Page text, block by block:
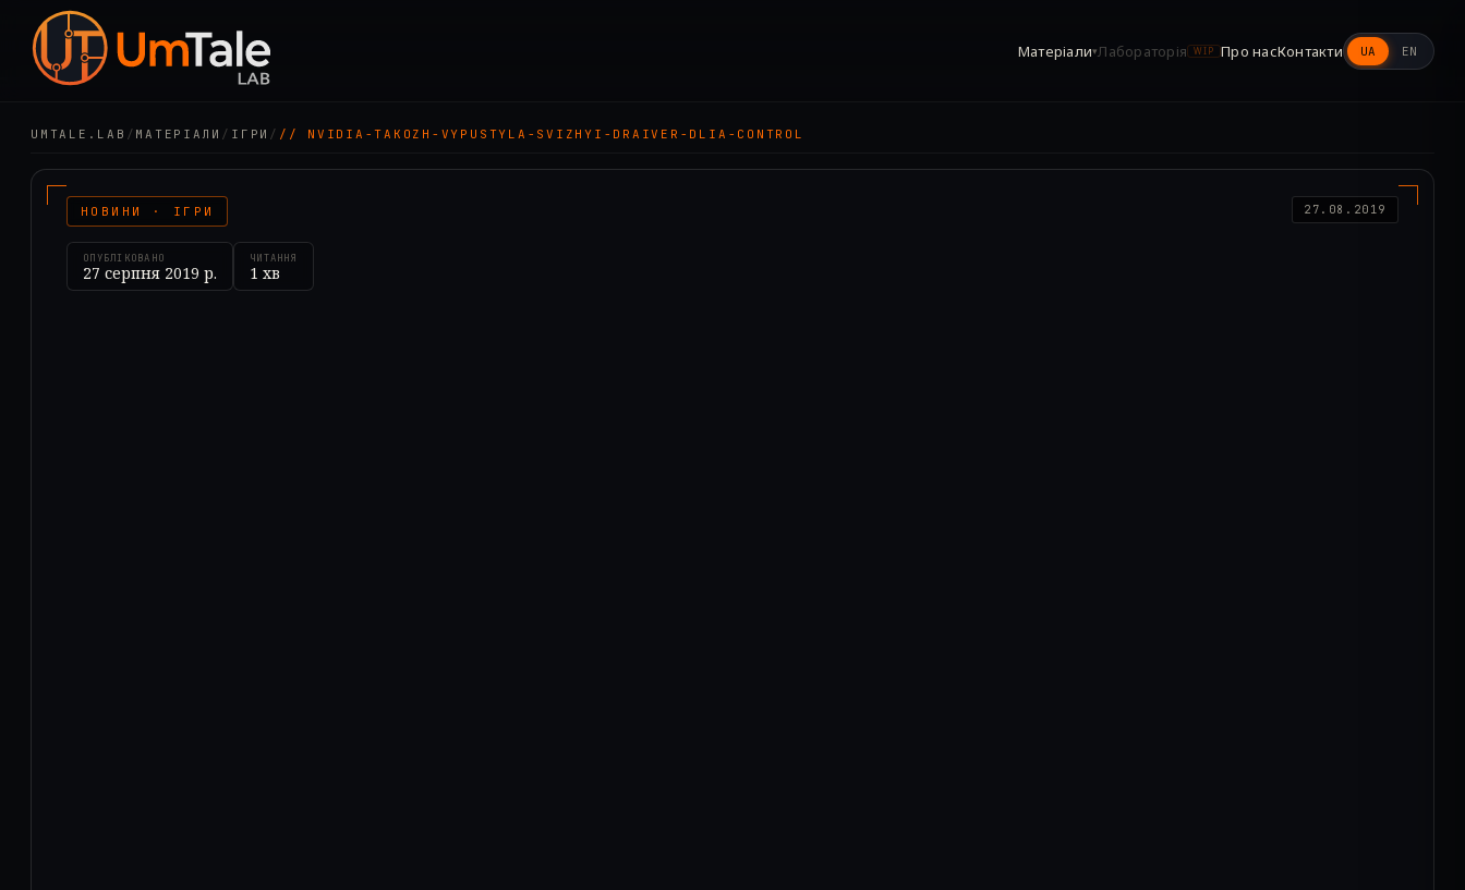
Матеріали▾Лабораторія WIP Про насКонтакти UA EN
UMTALE.LAB / МАТЕРІАЛИ / ІГРИ / // NVIDIA-TAKOZH-VYPUSTYLA-SVIZHYI-DRAIVER-DLIA-CONTROL
НОВИНИ · ІГРИ 27.08.2019
ОПУБЛІКОВАНО
27 серпня 2019 р.
ЧИТАННЯ
1 хв